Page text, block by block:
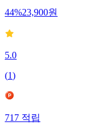
44%23,900원
5.0
(1)
717적립